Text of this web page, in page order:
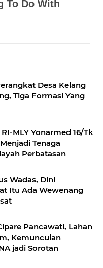
Desa Kelang
Tiga Formasi Yang
MLY Yonarmed 16/Tk
Tenaga
Perbatasan
Wadas, Dini
Itu Ada Wewenang
Pancawati, Lahan
Kemunculan
jadi Sorotan